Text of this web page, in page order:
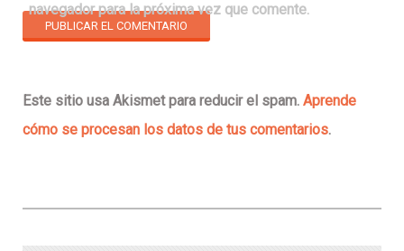
navegador para la próxima vez que comente.
Este sitio usa Akismet para reducir el spam. Aprende
cómo se procesan los datos de tus comentarios.